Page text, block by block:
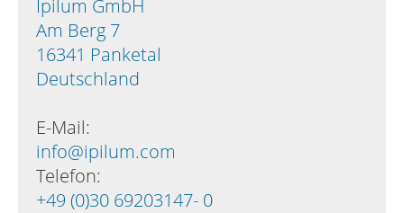
Ipilum GmbH
Am Berg 7
16341 Panketal
Deutschland
E-Mail:
info@ipilum.com
Telefon:
+49 (0)30 69203147- 0